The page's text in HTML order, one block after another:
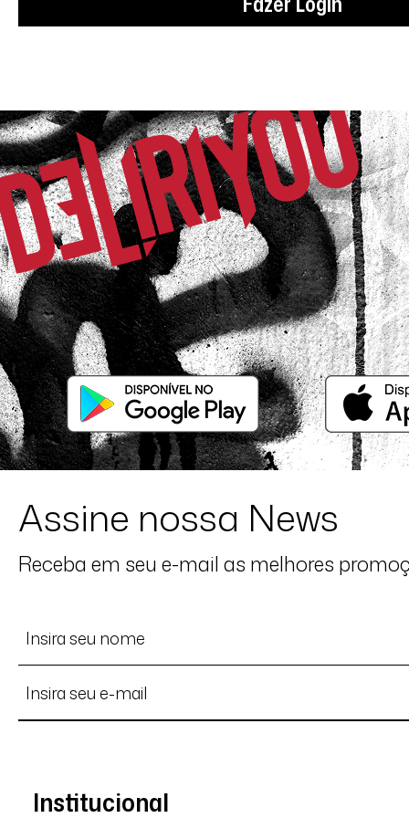
Assine nossa News
Receba em seu e-mail as melhores
Institucional